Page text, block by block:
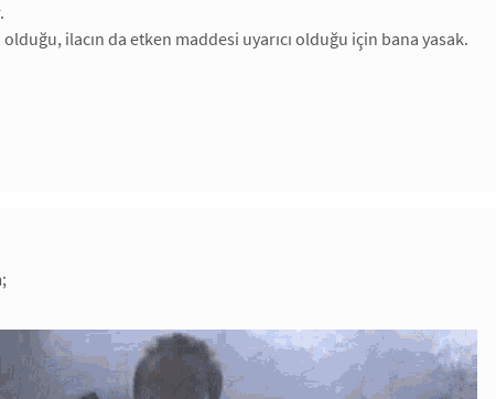
ilacın da etken maddesi uyarıcı olduğu için bana yasak.